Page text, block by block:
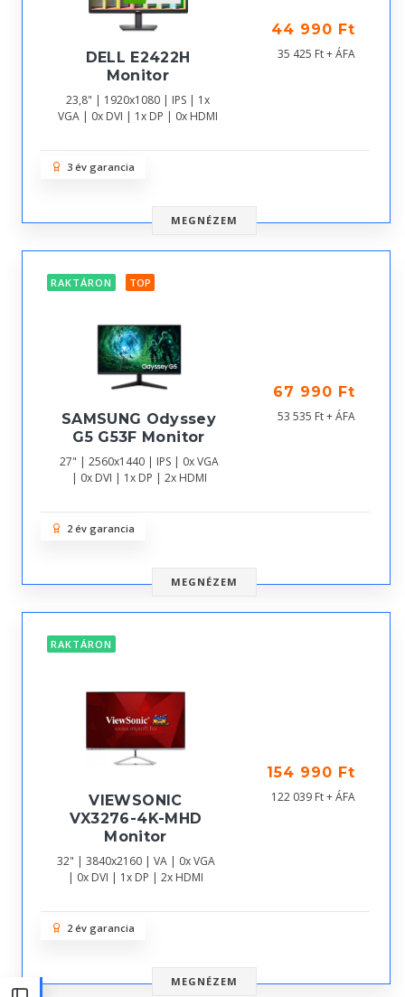
DELL E2422H
Monitor
23,8" | 1920x1080 | IPS | 1x
VGA | 0x DVI | 1x DP | 0x HDMI
44 990 Ft
35 425 Ft + ÁFA
3 év garancia
MEGNÉZEM
RAKTÁRON TOP
SAMSUNG Odyssey
G5 G53F Monitor
27" | 2560x1440 | IPS | 0x VGA
| 0x DVI | 1x DP | 2x HDMI
67 990 Ft
53 535 Ft + ÁFA
2 év garancia
MEGNÉZEM
RAKTÁRON
VIEWSONIC
VX3276-4K-MHD
Monitor
32" | 3840x2160 | VA | 0x VGA
| 0x DVI | 1x DP | 2x HDMI
154 990 Ft
122 039 Ft + ÁFA
2 év garancia
MEGNÉZEM